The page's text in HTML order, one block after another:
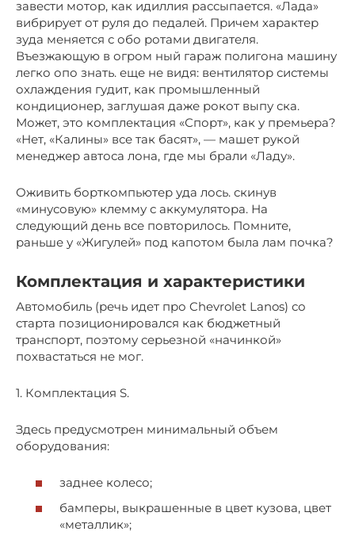
завести мотор, как идиллия рассыпается. «Лада»
вибрирует от руля до педалей. Причем характер
зуда меняется с обо ротами двигателя.
Въезжающую в огром ный гараж полигона машину
легко опо знать. еще не видя: вентилятор системы
охлаждения гудит, как промышленный
кондиционер, заглушая даже рокот выпу ска.
Может, это комплектация «Спорт», как у премьера?
«Нет, «Калины» все так басят», — машет рукой
менеджер автоса лона, где мы брали «Ладу».
Оживить борткомпьютер уда лось. скинув
«минусовую» клемму с аккумулятора. На
следующий день все повторилось. Помните,
раньше у «Жигулей» под капотом была лам почка?
Комплектация и характеристики
Автомобиль (речь идет про Chevrolet Lanos) со
старта позиционировался как бюджетный
транспорт, поэтому серьезной «начинкой»
похвастаться не мог.
1. Комплектация S.
Здесь предусмотрен минимальный объем
оборудования:
заднее колесо;
бамперы, выкрашенные в цвет кузова, цвет
«металлик»;